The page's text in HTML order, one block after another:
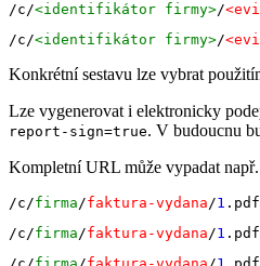
/c/<identifikátor firmy>/
/c/<identifikátor firmy>/
Konkrétní sestavu lze vybrat
Lze vygenerovat i elektronicky
report-sign=true. V budoucnu
Kompletní URL může vypadat
/c/firma/faktura-vydana/1
/c/firma/faktura-vydana/1